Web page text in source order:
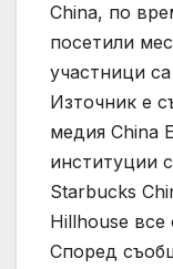
China, по
посетили
участници
Източник е
медия China
институции
Starbucks
Hillhouse
Според